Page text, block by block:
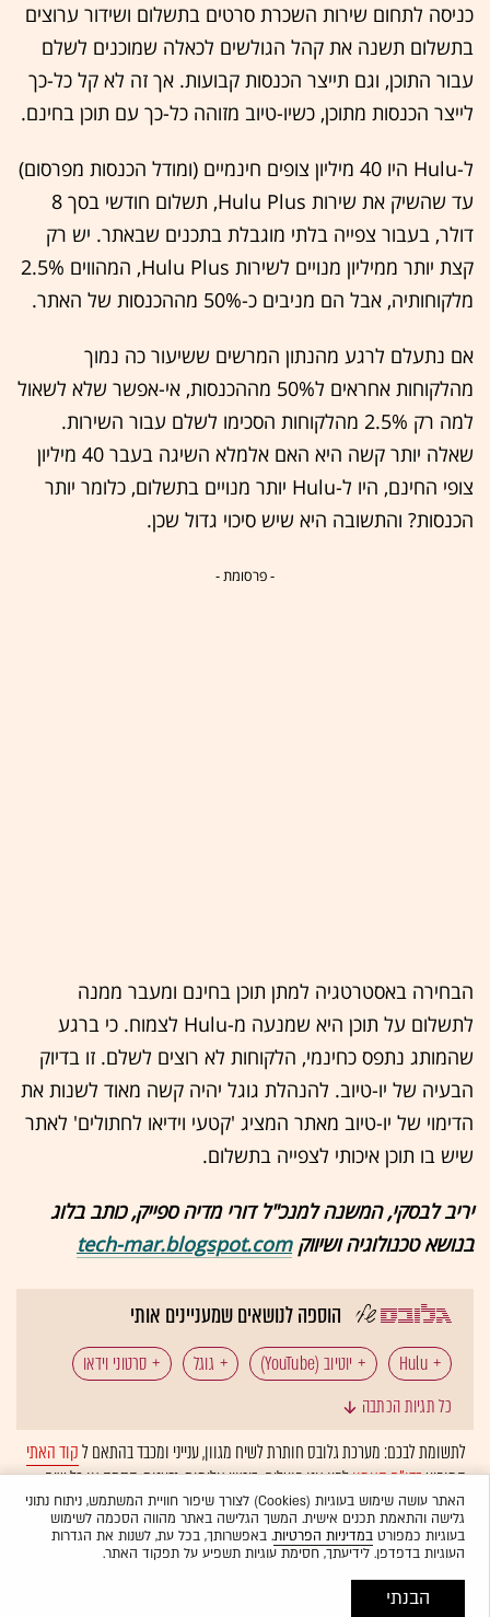
כניסה לתחום שירות השכרת סרטים בתשלום ושידור ערוצים
בתשלום תשנה את קהל הגולשים לכאלה שמוכנים לשלם
עבור התוכן, וגם תייצר הכנסות קבועות. אך זה לא קל כל-כך
לייצר הכנסות מתוכן, כשיו-טיוב מזוהה כל-כך עם תוכן בחינם.
ל-Hulu היו 40 מיליון צופים חינמיים (ומודל הכנסות מפרסום)
עד שהשיק את שירות Hulu Plus, תשלום חודשי בסך 8
דולר, בעבור צפייה בלתי מוגבלת בתכנים שבאתר. יש רק
קצת יותר ממיליון מנויים לשירות Hulu Plus, המהווים 2.5%
מלקוחותיה, אבל הם מניבים כ-50% מההכנסות של האתר.
אם נתעלם לרגע מהנתון המרשים ששיעור כה נמוך
מהלקוחות אחראים ל50% מההכנסות, אי-אפשר שלא לשאול
למה רק 2.5% מהלקוחות הסכימו לשלם עבור השירות.
שאלה יותר קשה היא האם אלמלא השיגה בעבר 40 מיליון
צופי החינם, היו ל-Hulu יותר מנויים בתשלום, כלומר יותר
הכנסות? והתשובה היא שיש סיכוי גדול שכן.
- פרסומת -
הבחירה באסטרטגיה למתן תוכן בחינם ומעבר ממנה
לתשלום על תוכן היא שמנעה מ-Hulu לצמוח. כי ברגע
שהמותג נתפס כחינמי, הלקוחות לא רוצים לשלם. זו בדיוק
הבעיה של יו-טיוב. להנהלת גוגל יהיה קשה מאוד לשנות את
הדימוי של יו-טיוב מאתר המציג 'קטעי וידיאו לחתולים' לאתר
שיש בו תוכן איכותי לצפייה בתשלום.
יריב לבסקי, המשנה למנכ"ל דורי מדיה ספייק, כותב בלוג
בנושא טכנולוגיה ושיווקtech-mar.blogspot.com
הוספה לנושאים שמעניינים אותי
Hulu יוטיוב (YouTube) גוגל
סרטוני וידאו
כל תגיות הכתבה
לתשומת לבכם: מערכת גלובס חותרת לשיח מגוון, ענייני ומכבד בהתאם לקוד האתי
המופיעבדו"ח האמוןלפיו אנו פועלים. ביטויי אלימות, גזענות, הסתה או כל שיח
בלתי הולם אחר מסוננים בצורהאוטומטיתולא יפורסמו באתר.
האתר עושה שימוש בעוגיות (Cookies) לצורך שיפור חוויית המשתמש, ניתוח נתוני
גלישה והתאמת תכנים אישית. המשך הגלישה באתר מהווה הסכמה לשימוש
בעוגיות כמפורטבמדיניות הפרטיות. באפשרותך, בכל עת, לשנות את הגדרות
העוגיות בדפדפן. לידיעתך, חסימת עוגיות תשפיע על תפקוד האתר.
הבנתי